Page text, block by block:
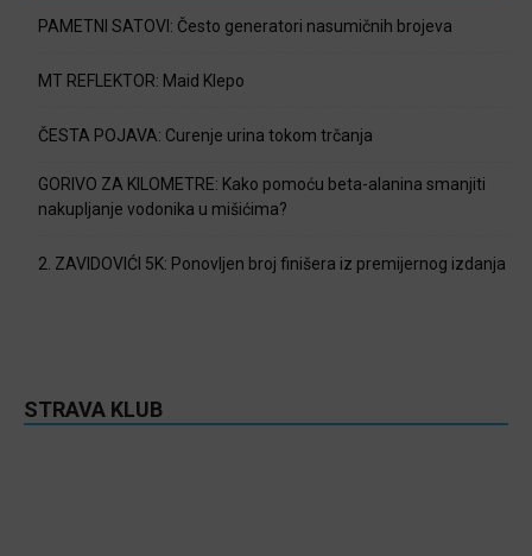
PAMETNI SATOVI: Često generatori nasumičnih brojeva
MT REFLEKTOR: Maid Klepo
ČESTA POJAVA: Curenje urina tokom trčanja
GORIVO ZA KILOMETRE: Kako pomoću beta-alanina smanjiti
nakupljanje vodonika u mišićima?
2. ZAVIDOVIĆI 5K: Ponovljen broj finišera iz premijernog izdanja
STRAVA KLUB